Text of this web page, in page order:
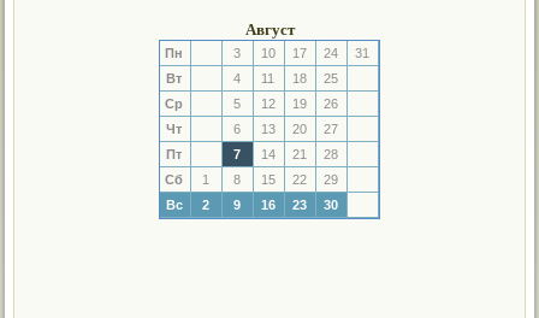
Август
Пн 3 10 17 24
31
Вт
4 11 18
25
Ср
5 12 19
26
Чт
6 13 20
27
Пт
7 14 21
28
Сб
1 8 15 22
29
Вс
2 9 16 23 30